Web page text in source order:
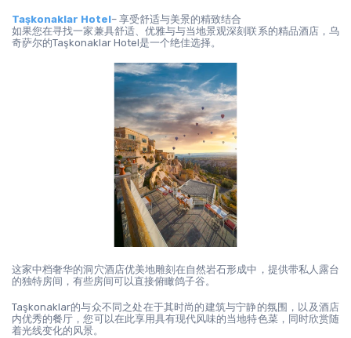
Taşkonaklar Hotel– 享受舒适与美景的精致结合
如果您在寻找一家兼具舒适、优雅与与当地景观深刻联系的精品酒店，乌
奇萨尔的Taşkonaklar Hotel是一个绝佳选择。
这家中档奢华的洞穴酒店优美地雕刻在自然岩石形成中，提供带私人露台
的独特房间，有些房间可以直接俯瞰鸽子谷。
Taşkonaklar的与众不同之处在于其时尚的建筑与宁静的氛围，以及酒店
内优秀的餐厅，您可以在此享用具有现代风味的当地特色菜，同时欣赏随
着光线变化的风景。